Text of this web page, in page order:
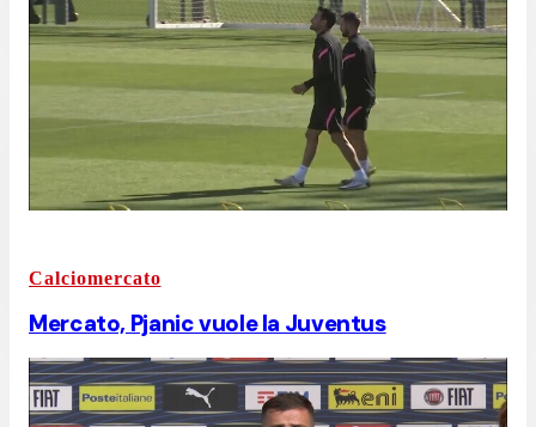
Calciomercato
Mercato, Pjanic vuole la Juventus